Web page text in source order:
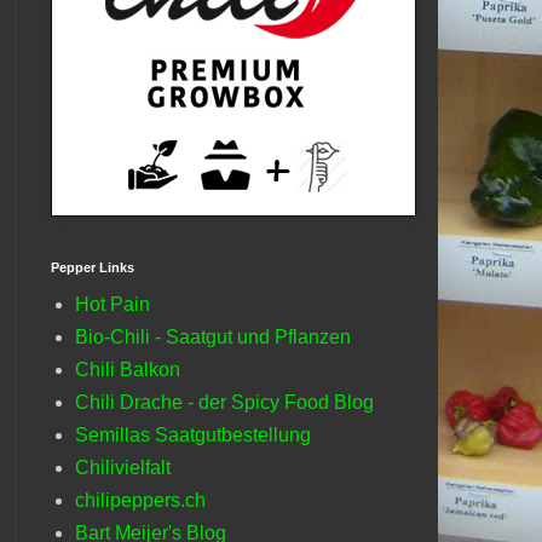
Pepper Links
Hot Pain
Bio-Chili - Saatgut und Pflanzen
Chili Balkon
Chili Drache - der Spicy Food Blog
Semillas Saatgutbestellung
Chilivielfalt
chilipeppers.ch
Bart Meijer's Blog